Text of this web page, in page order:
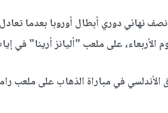
نهائي دوري أبطال أوروبا بعدما
الأربعاء، على ملعب "أليانز أرينا" في
الأندلسي في مباراة الذهاب على ملعب